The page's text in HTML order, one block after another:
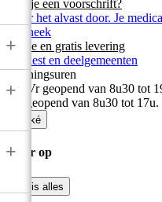
+
+
+
Heb je een voorschrift?
Stuur het alvast door. Je
apotheek
Snelle en gratis levering
In Diest en deelgemeenten
Openingsuren
Ma-Vr geopend van 8u30 tot
Zat geopend van 8u30 tot 17u.
Oké
Filter op
Wis alles